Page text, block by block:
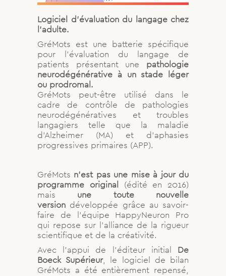
Logiciel d’évaluation du langage chez
l’adulte.
GréMots est une batterie spécifique
pour l’évaluation du langage de
patients présentant une pathologie
neurodégénérative à un stade léger
ou prodromal.
GréMots peut-être utilisé dans le
cadre de contrôle de pathologies
neurodégénératives et troubles
langagiers telle que la maladie
d’Alzheimer (MA) et d’aphasies
progressives primaires (APP).
GréMots n’est pas une mise à jour du
programme original (édité en 2016)
mais une toute nouvelle
version développée grâce au savoir-
faire de l’équipe HappyNeuron Pro
qui repose sur l’alliance de la rigueur
scientifique et de la créativité.
Avec l’appui de l’éditeur initial De
Boeck Supérieur, le logiciel de bilan
GréMots a été entièrement repensé,